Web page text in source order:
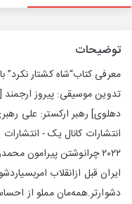
توضیحات
معرفی کتاب“شاه کشتار نکرد”
تدوین موسیقی: پیروز ارجمند
دهلوی] رهبر ارکستر: علی
انتشارات کانال یک -
۲۰۲۲ چرانوشتن پیرامون
ایران قبل ازانقلاب
دشوارتر.همه‌مان مملو از